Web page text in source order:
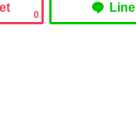
0